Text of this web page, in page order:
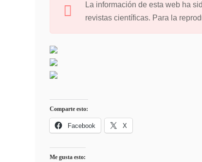
La información de esta web ha
revistas científicas. Para la
Comparte esto:
Facebook X
Me gusta esto: